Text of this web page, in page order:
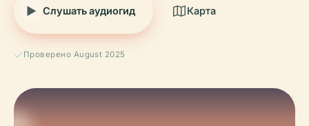
Слушать аудиогид Карта
Проверено August 2025